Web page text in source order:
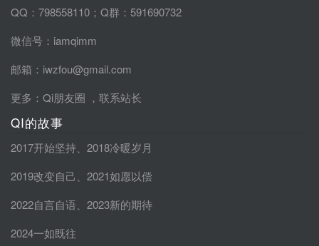
QQ：798558110；Q群：591690732
微信号：iamqimm
邮箱：iwzfou@gmail.com
更多： Qi朋友圈 ， 联系站长
QI的故事
2017开始坚持
2018冷暖岁月
2019改变自己
2021如愿以偿
2022自言自语
2023新的期待
2024一如既往